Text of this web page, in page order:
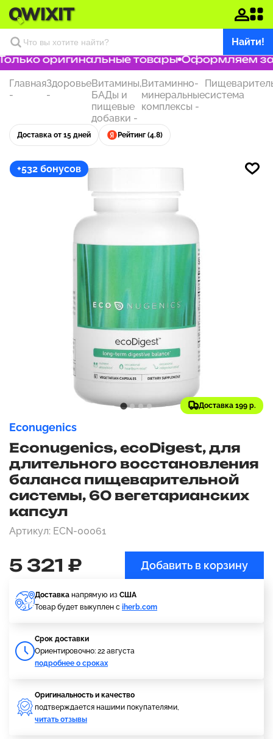
Найти!
оригинальные товары Оформляем
Главная
-
Здоровье
-
Витамины,
БАДы и
пищевые
добавки -
Витаминно-
минеральные
комплексы -
система
Доставка от 15 дней Рейтинг (4.8)
+532 бонусов
Доставка 199 р.
Econugenics
Econugenics, ecoDigest, для
длительного восстановления
баланса пищеварительной
системы, 60 вегетарианских
капсул
Артикул: ECN-00061
5 321 ₽ Добавить в корзину
Доставка напрямую из США
Товар будет выкуплен с iherb.com
Cрок доставки
Ориентировочно: 22 августа
подробнее о сроках
Оригинальность и качество
подтверждается нашими покупателями,
читать отзывы